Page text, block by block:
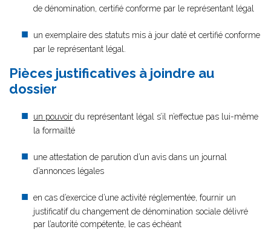
de dénomination, certifié conforme par le représentant légal
un exemplaire des statuts mis à jour daté et certifié conforme
par le représentant légal.
Pièces justificatives à joindre au
dossier
un pouvoir du représentant légal s’il n’effectue pas lui-même
la formailté
une attestation de parution d’un avis dans un journal
d’annonces légales
en cas d’exercice d’une activité réglementée, fournir un
justificatif du changement de dénomination sociale délivré
par l’autorité compétente, le cas échéant